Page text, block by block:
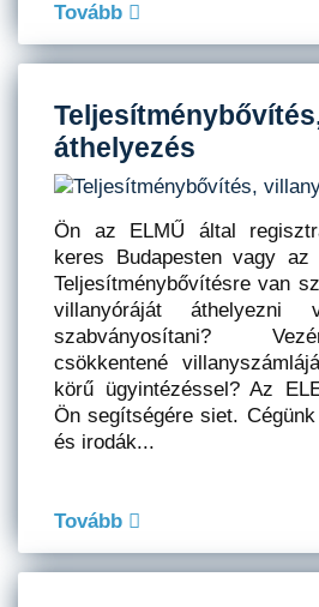
Tovább
áthelyezés
Ön az ELMŰ által
keres Budapesten vagy az
Teljesítménybővítésre van
villanyóráját áthelyezni
szabványosítani?
csökkentené
körű ügyintézéssel? Az
Ön segítségére siet.
és irodák...
Tovább